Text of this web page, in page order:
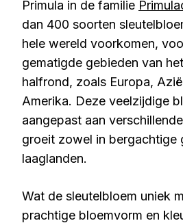
Primula in de familie
dan 400 soorten
hele wereld voorkomen,
gematigde gebieden van
halfrond, zoals Europa,
Amerika. Deze veelzijdige
aangepast aan
groeit zowel in bergachtige
laaglanden.
Wat de sleutelbloem uniek
prachtige bloemvorm en